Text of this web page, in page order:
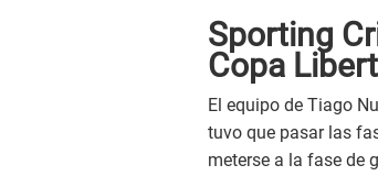
Sporting
Copa
El equipo de Tiago
tuvo que pasar las
meterse a la fase de